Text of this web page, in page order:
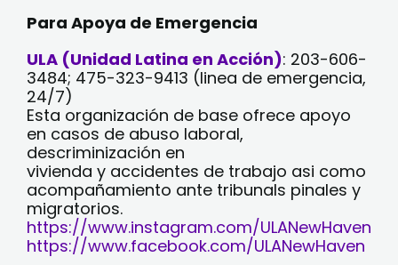
Para Apoya de Emergencia
ULA (Unidad Latina en Acción): 203-606-
3484; 475-323-9413 (linea de emergencia,
24/7)
Esta organización de base ofrece apoyo
en casos de abuso laboral,
descriminización en
vivienda y accidentes de trabajo asi como
acompañamiento ante tribunals pinales y
migratorios.
https://www.instagram.com/ULANewHaven
https://www.facebook.com/ULANewHaven